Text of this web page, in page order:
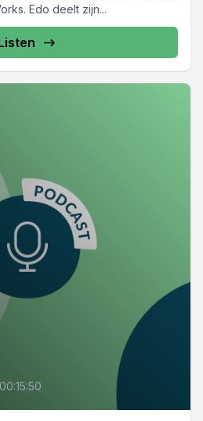
Edo deelt zijn...
00:15:50